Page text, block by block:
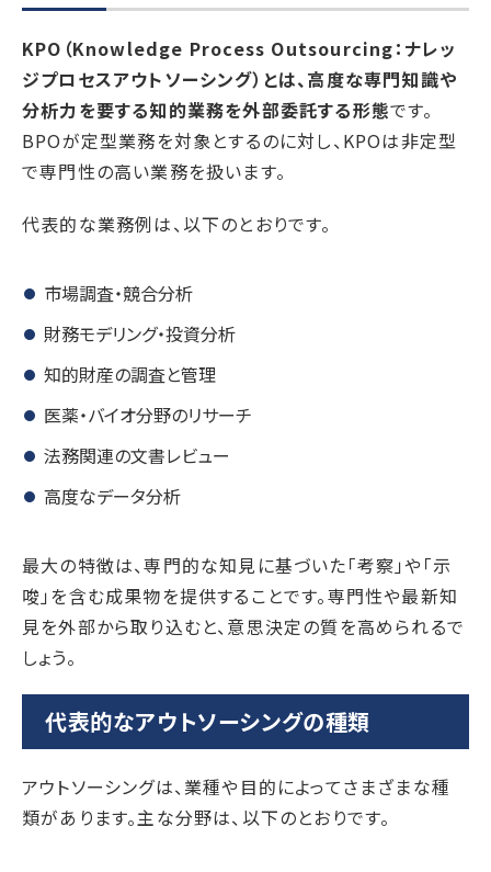
KPO（Knowledge Process Outsourcing：ナレッ
ジプロセスアウトソーシング）とは、高度な専門知識や
分析力を要する知的業務を外部委託する形態です。
BPOが定型業務を対象とするのに対し、KPOは非定型
で専門性の高い業務を扱います。
代表的な業務例は、以下のとおりです。
市場調査・競合分析
財務モデリング・投資分析
知的財産の調査と管理
医薬・バイオ分野のリサーチ
法務関連の文書レビュー
高度なデータ分析
最大の特徴は、専門的な知見に基づいた「考察」や「示
唆」を含む成果物を提供することです。専門性や最新知
見を外部から取り込むと、意思決定の質を高められるで
しょう。
代表的なアウトソーシングの種類
アウトソーシングは、業種や目的によってさまざまな種
類があります。主な分野は、以下のとおりです。